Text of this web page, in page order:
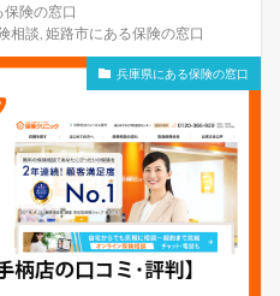
険の窓口
相談, 姫路市にある保険の窓口
兵庫県にある保険の窓口